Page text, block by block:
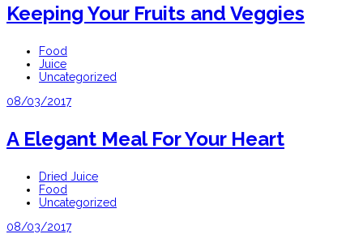
Keeping Your Fruits and Veggies
Food
Juice
Uncategorized
08/03/2017
A Elegant Meal For Your Heart
Dried Juice
Food
Uncategorized
08/03/2017